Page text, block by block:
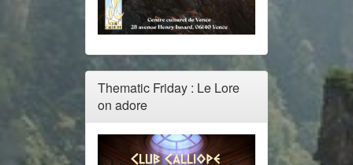
Thematic Friday : Le Lore
on adore